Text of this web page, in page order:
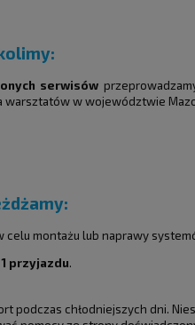
serwisów
warsztatów w województwie
celu montażu lub naprawy
1 przyjazdu.
podczas chłodniejszych dni.